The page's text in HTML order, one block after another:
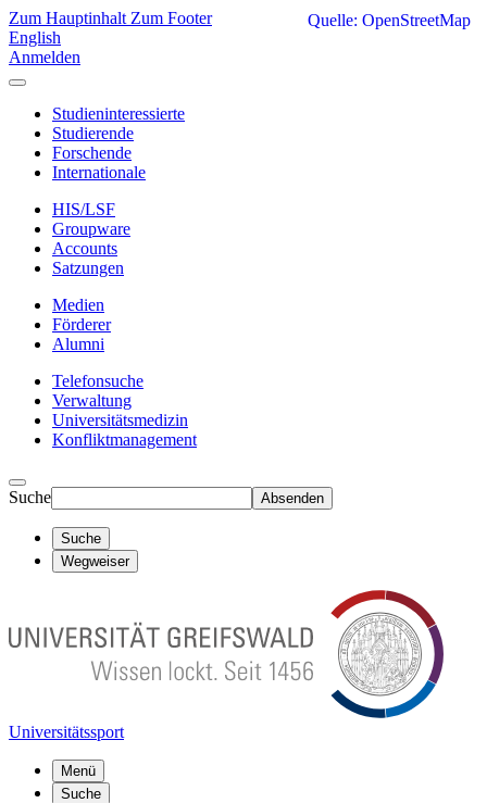
Zum Hauptinhalt Zum Footer
English
Anmelden
Studieninteressierte
Studierende
Forschende
Internationale
HIS/LSF
Groupware
Accounts
Satzungen
Medien
Förderer
Alumni
Telefonsuche
Verwaltung
Universitätsmedizin
Konfliktmanagement
Suche Absenden
Suche
Wegweiser
Universitätssport
Menü
Suche
Quelle: OpenStreetMap